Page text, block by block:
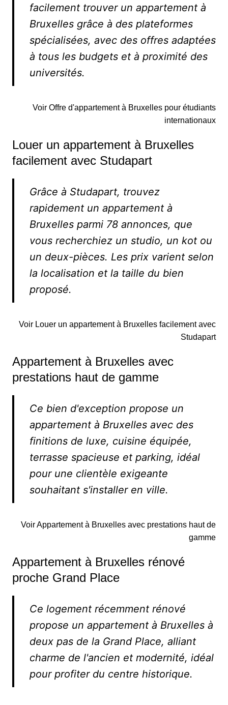
facilement trouver un appartement à
Bruxelles grâce à des plateformes
spécialisées, avec des offres adaptées
à tous les budgets et à proximité des
universités.
Voir Offre d'appartement à Bruxelles pour étudiants
internationaux
Louer un appartement à Bruxelles
facilement avec Studapart
Grâce à Studapart, trouvez
rapidement un appartement à
Bruxelles parmi 78 annonces, que
vous recherchiez un studio, un kot ou
un deux-pièces. Les prix varient selon
la localisation et la taille du bien
proposé.
Voir Louer un appartement à Bruxelles facilement avec
Studapart
Appartement à Bruxelles avec
prestations haut de gamme
Ce bien d'exception propose un
appartement à Bruxelles avec des
finitions de luxe, cuisine équipée,
terrasse spacieuse et parking, idéal
pour une clientèle exigeante
souhaitant s'installer en ville.
Voir Appartement à Bruxelles avec prestations haut de
gamme
Appartement à Bruxelles rénové
proche Grand Place
Ce logement récemment rénové
propose un appartement à Bruxelles à
deux pas de la Grand Place, alliant
charme de l'ancien et modernité, idéal
pour profiter du centre historique.